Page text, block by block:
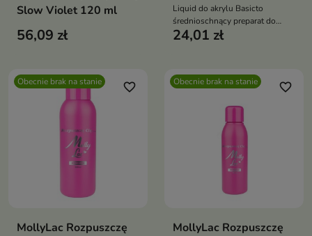
Slow Violet 120 ml
56,09 zł
Liquid do akrylu Basicto
średnioschnący preparat do
pracy z masą akrylową,
paznokci. Łagodny zapach,
sprawiają, że produkt świetnie
sprawdzi się w codziennej
stylizacji akrylowej
24,01 zł
Obecnie brak na stanie favorite_border
MollyLac Rozpuszczę
Obecnie brak na stanie favorite_border
MollyLac Rozpuszczę